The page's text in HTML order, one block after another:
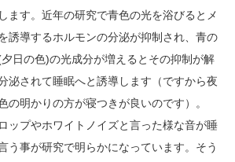
ます。近年の研究で青色の光を浴びるとメ
誘導するホルモンの分泌が抑制され、青の
日の色)の光成分が増えるとその抑制が解
泌されて睡眠へと誘導します（ですから夜
の明かりの方が寝つきが良いのです）。
ップやホワイトノイズと言った様な音が睡
う事が研究で明らかになっています。そう